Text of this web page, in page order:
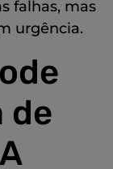
falhas, mas
urgência.
de